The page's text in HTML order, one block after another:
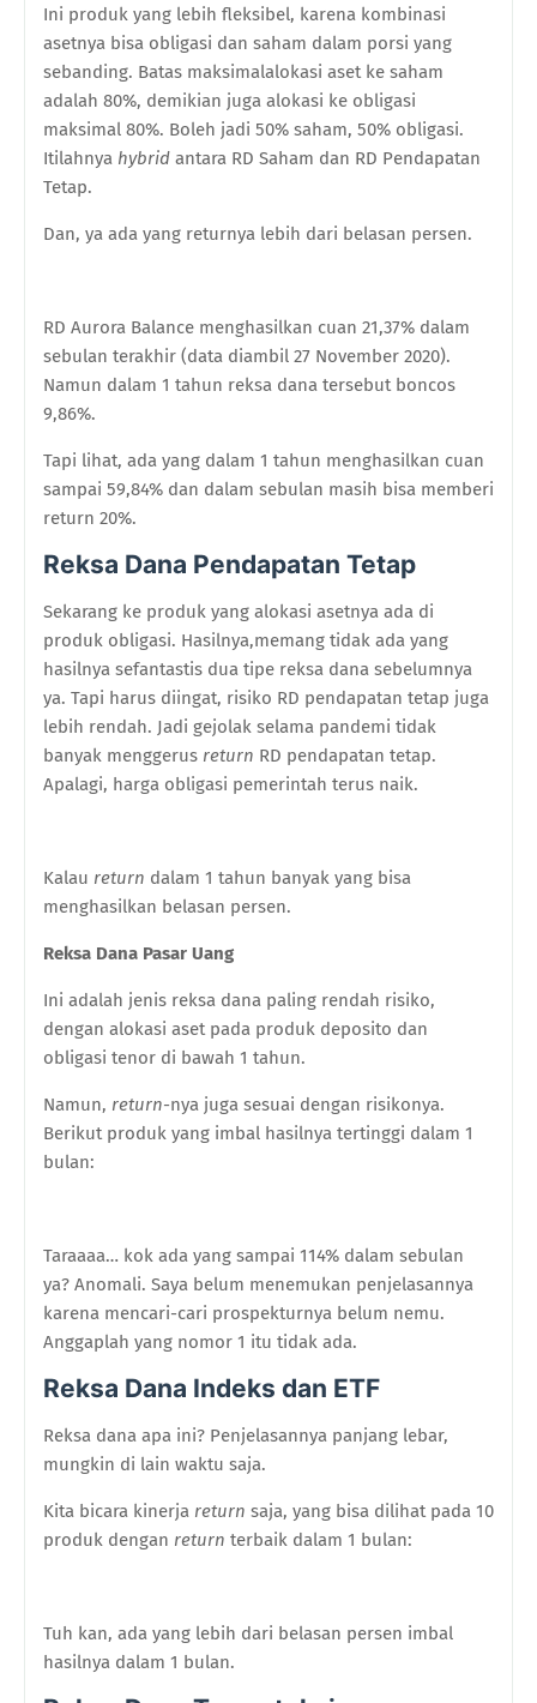
Ini produk yang lebih fleksibel, karena kombinasi
asetnya bisa obligasi dan saham dalam porsi yang
sebanding. Batas maksimalalokasi aset ke saham
adalah 80%, demikian juga alokasi ke obligasi
maksimal 80%. Boleh jadi 50% saham, 50% obligasi.
Itilahnya hybrid antara RD Saham dan RD Pendapatan
Tetap.
Dan, ya ada yang returnya lebih dari belasan persen.
RD Aurora Balance menghasilkan cuan 21,37% dalam
sebulan terakhir (data diambil 27 November 2020).
Namun dalam 1 tahun reksa dana tersebut boncos
9,86%.
Tapi lihat, ada yang dalam 1 tahun menghasilkan cuan
sampai 59,84% dan dalam sebulan masih bisa memberi
return 20%.
Reksa Dana Pendapatan Tetap
Sekarang ke produk yang alokasi asetnya ada di
produk obligasi. Hasilnya,memang tidak ada yang
hasilnya sefantastis dua tipe reksa dana sebelumnya
ya. Tapi harus diingat, risiko RD pendapatan tetap juga
lebih rendah. Jadi gejolak selama pandemi tidak
banyak menggerus return RD pendapatan tetap.
Apalagi, harga obligasi pemerintah terus naik.
Kalau return dalam 1 tahun banyak yang bisa
menghasilkan belasan persen.
Reksa Dana Pasar Uang
Ini adalah jenis reksa dana paling rendah risiko,
dengan alokasi aset pada produk deposito dan
obligasi tenor di bawah 1 tahun.
Namun, return-nya juga sesuai dengan risikonya.
Berikut produk yang imbal hasilnya tertinggi dalam 1
bulan:
Taraaaa… kok ada yang sampai 114% dalam sebulan
ya? Anomali. Saya belum menemukan penjelasannya
karena mencari-cari prospekturnya belum nemu.
Anggaplah yang nomor 1 itu tidak ada.
Reksa Dana Indeks dan ETF
Reksa dana apa ini? Penjelasannya panjang lebar,
mungkin di lain waktu saja.
Kita bicara kinerja return saja, yang bisa dilihat pada 10
produk dengan return terbaik dalam 1 bulan:
Tuh kan, ada yang lebih dari belasan persen imbal
hasilnya dalam 1 bulan.